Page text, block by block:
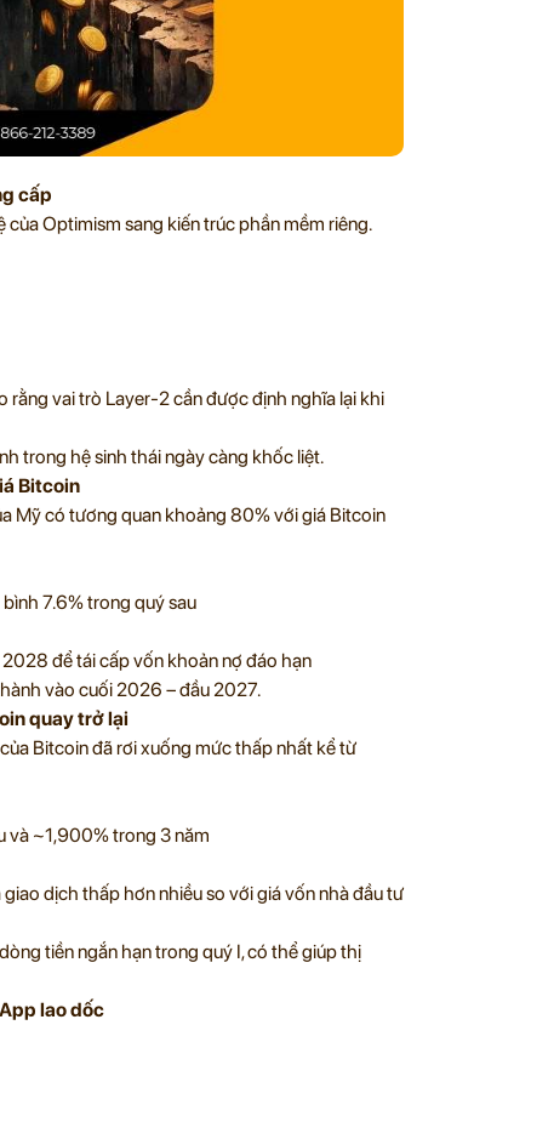
cấp
Optimism sang kiến trúc phần mềm riêng.
vai trò Layer-2 cần được định nghĩa lại khi
trong hệ sinh thái ngày càng khốc liệt.
Bitcoin
Mỹ có tương quan khoảng 80% với giá Bitcoin
7.6% trong quý sau
để tái cấp vốn khoản nợ đáo hạn
vào cuối 2026 – đầu 2027.
quay trở lại
Bitcoin đã rơi xuống mức thấp nhất kể từ
và ~1,900% trong 3 năm
dịch thấp hơn nhiều so với giá vốn nhà đầu tư
tiền ngắn hạn trong quý I, có thể giúp thị
lao dốc